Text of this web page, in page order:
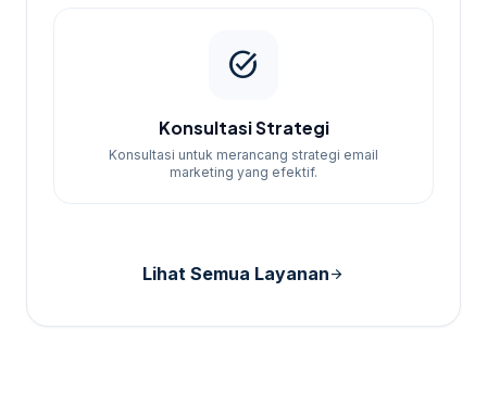
task_alt
Konsultasi Strategi
Konsultasi untuk merancang strategi email
marketing yang efektif.
Lihat Semua Layananarrow_forward